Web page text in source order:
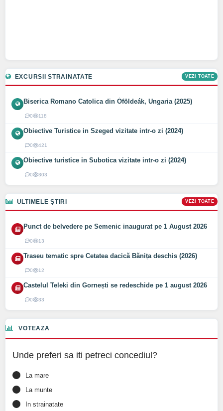
EXCURSII STRAINATATE VEZI TOATE
Biserica Romano Catolica din Óföldeák, Ungaria (2025)
0 118
Obiective Turistice in Szeged vizitate intr-o zi (2024)
0 421
Obiective turistice in Subotica vizitate intr-o zi (2024)
0 303
ULTIMELE ȘTIRI VEZI TOATE
Punct de belvedere pe Semenic inaugurat pe 1 August 2026
0 13
Traseu tematic spre Cetatea dacică Bănița deschis (2026)
0 12
Castelul Teleki din Gornești se redeschide pe 1 august 2026
0 33
VOTEAZA
Unde preferi sa iti petreci concediul?
La mare
La munte
In strainatate